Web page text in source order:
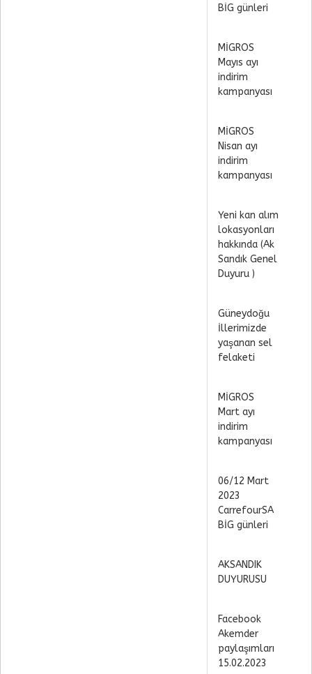
BİG günleri
MİGROS
Mayıs ayı
indirim
kampanyası
MİGROS
Nisan ayı
indirim
kampanyası
Yeni kan alım
lokasyonları
hakkında (Ak
Sandık Genel
Duyuru )
Güneydoğu
İllerimizde
yaşanan sel
felaketi
MİGROS
Mart ayı
indirim
kampanyası
06/12 Mart
2023
CarrefourSA
BİG günleri
AKSANDIK
DUYURUSU
Facebook
Akemder
paylaşımları
15.02.2023